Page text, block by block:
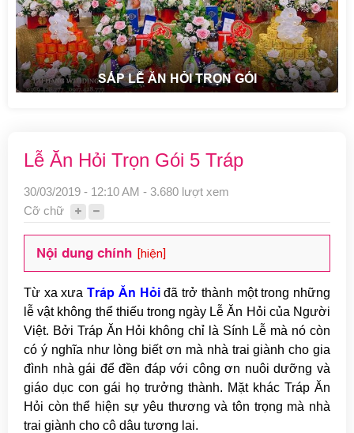
SẮP LỄ ĂN HỎI TRỌN GÓI
Lễ Ăn Hỏi Trọn Gói 5 Tráp
30/03/2019 - 12:10 AM - 3.680 lượt xem
Cỡ chữ
Nội dung chính [hiện]
Từ xa xưaTráp Ăn Hỏiđã trở thành một trong những
lễ vật không thể thiếu trong ngày Lễ Ăn Hỏi của Người
Việt. Bởi Tráp Ăn Hỏi không chỉ là Sính Lễ mà nó còn
có ý nghĩa như lòng biết ơn mà nhà trai giành cho gia
đình nhà gái để đền đáp với công ơn nuôi dưỡng và
giáo dục con gái họ trưởng thành. Mặt khác Tráp Ăn
Hỏi còn thể hiện sự yêu thương và tôn trọng mà nhà
trai giành cho cô dâu tương lai.